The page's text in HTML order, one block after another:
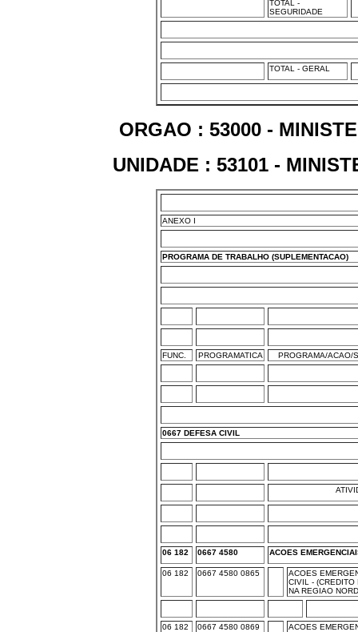
TOTAL -
SEGURIDADE
TOTAL - GERAL
ORGAO : 53000 -
UNIDADE : 53101 -
ANEXO I
PROGRAMA DE TRABALHO (SUPLEMENTACAO)
FUNC. PROGRAMATICA PROGRAMA/ACAO/
0667 DEFESA CIVIL
06 182 0667 4580 ACOES
06 182 0667 4580 0865
ACOES
CIVIL - (CREDITO
NA REGIAO
06 182 0667 4580 0869
ACOES